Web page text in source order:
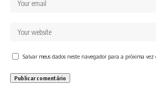
Salvar meus dados neste navegador para a próxima vez